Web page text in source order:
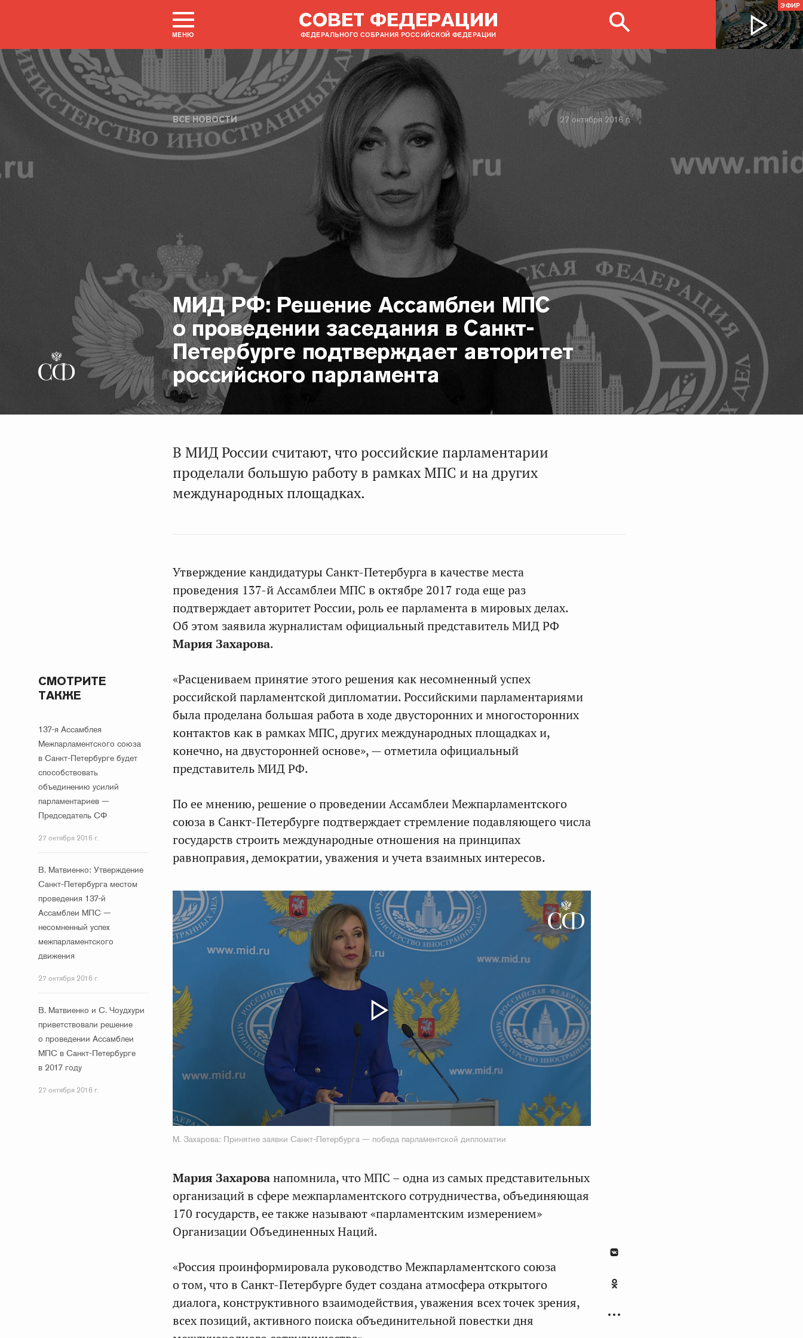
МЕНЮ
СОВЕТ ФЕДЕРАЦИИ
ФЕДЕРАЛЬНОГО СОБРАНИЯ РОССИЙСКОЙ ФЕДЕРАЦИИ
ЭФИР
ВСЕ НОВОСТИ
МИД РФ: Решение Ассамблеи МПС
о проведении заседания в Санкт-
Петербурге подтверждает авторитет
российского парламента
27 октября 2016 г.
В МИД России считают, что российские парламентарии
проделали большую работу в рамках МПС и на других
международных площадках.
Утверждение кандидатуры Санкт-Петербурга в качестве места
проведения 137-й Ассамблеи МПС в октябре 2017 года еще раз
подтверждает авторитет России, роль ее парламента в мировых делах.
Об этом заявила журналистам официальный представитель МИД РФ
Мария Захарова.
СМОТРИТЕ
ТАКЖЕ
137-я Ассамблея
Межпарламентского союза
в Санкт-Петербурге будет
способствовать
объединению усилий
парламентариев —
Председатель СФ
27 октября 2016 г.
В. Матвиенко: Утверждение
Санкт-Петербурга местом
проведения 137-й
Ассамблеи МПС —
несомненный успех
межпарламентского
движения
27 октября 2016 г.
В. Матвиенко и С. Чоудхури
приветствовали решение
о проведении Ассамблеи
МПС в Санкт-Петербурге
в 2017 году
27 октября 2016 г.
«Расцениваем принятие этого решения как несомненный успех
российской парламентской дипломатии. Российскими парламентариями
была проделана большая работа в ходе двусторонних и многосторонних
контактов как в рамках МПС, других международных площадках и,
конечно, на двусторонней основе», — отметила официальный
представитель МИД РФ.
По ее мнению, решение о проведении Ассамблеи Межпарламентского
союза в Санкт-Петербурге подтверждает стремление подавляющего числа
государств строить международные отношения на принципах
равноправия, демократии, уважения и учета взаимных интересов.
М. Захарова: Принятие заявки Санкт-Петербурга — победа парламентской дипломатии
Мария Захарованапомнила, что МПС – одна из самых представительных
организаций в сфере межпарламентского сотрудничества, объединяющая
170 государств, ее также называют «парламентским измерением»
Организации Объединенных Наций.
«Россия проинформировала руководство Межпарламентского союза
о том, что в Санкт-Петербурге будет создана атмосфера открытого
диалога, конструктивного взаимодействия, уважения всех точек зрения,
всех позиций, активного поиска объединительной повестки дня